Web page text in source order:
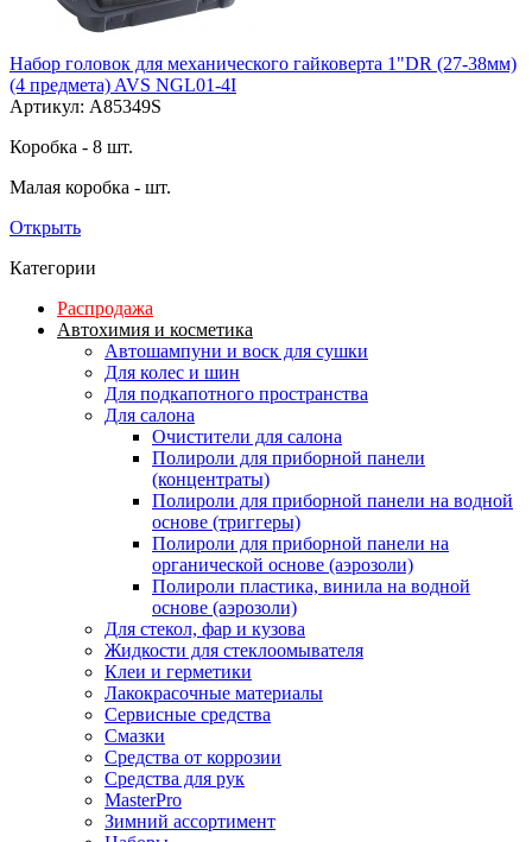
Набор головок для механического гайковерта 1"DR (27-38мм)
(4 предмета) AVS NGL01-4I
Артикул: A85349S
Коробка - 8 шт.
Малая коробка - шт.
Открыть
Категории
Распродажа
Автохимия и косметика
Автошампуни и воск для сушки
Для колес и шин
Для подкапотного пространства
Для салона
Очистители для салона
Полироли для приборной панели
(концентраты)
Полироли для приборной панели на водной
основе (триггеры)
Полироли для приборной панели на
органической основе (аэрозоли)
Полироли пластика, винила на водной
основе (аэрозоли)
Для стекол, фар и кузова
Жидкости для стеклоомывателя
Клеи и герметики
Лакокрасочные материалы
Сервисные средства
Смазки
Средства от коррозии
Средства для рук
MasterPro
Зимний ассортимент